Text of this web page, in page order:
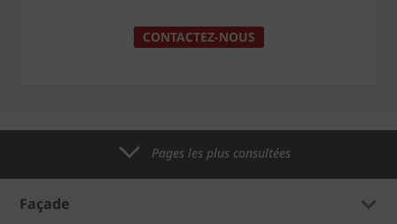
CONTACTEZ-NOUS
Pages les plus consultées
Façade